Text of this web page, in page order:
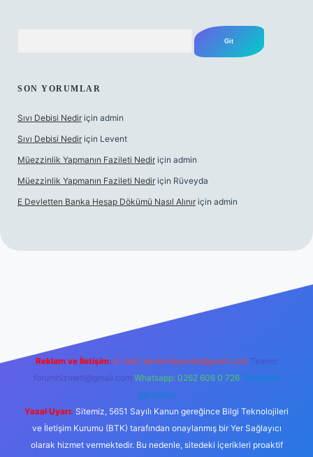
SON YORUMLAR
Sıvı Debisi Nedir için admin
Sıvı Debisi Nedir için Levent
Müezzinlik Yapmanın Fazileti Nedir için admin
Müezzinlik Yapmanın Fazileti Nedir için Rüveyda
E Devletten Banka Hesap Dökümü Nasıl Alınır için admin
Reklam ve İletişim: E-mail: backlinkpaneli@gmail.com Teams:
forumhizmeti@gmail.com Whatsapp: 0262 606 0 726 Telegram:
@karabul
Yasal Uyarı: Sitemiz, 5651 Sayılı Kanun gereğince Bilgi Teknolojileri
ve İletişim Kurumu (BTK) tarafından onaylanmış bir Yer Sağlayıcı
olarak hizmet vermektedir. Bu nedenle, sitedeki içerikleri proaktif